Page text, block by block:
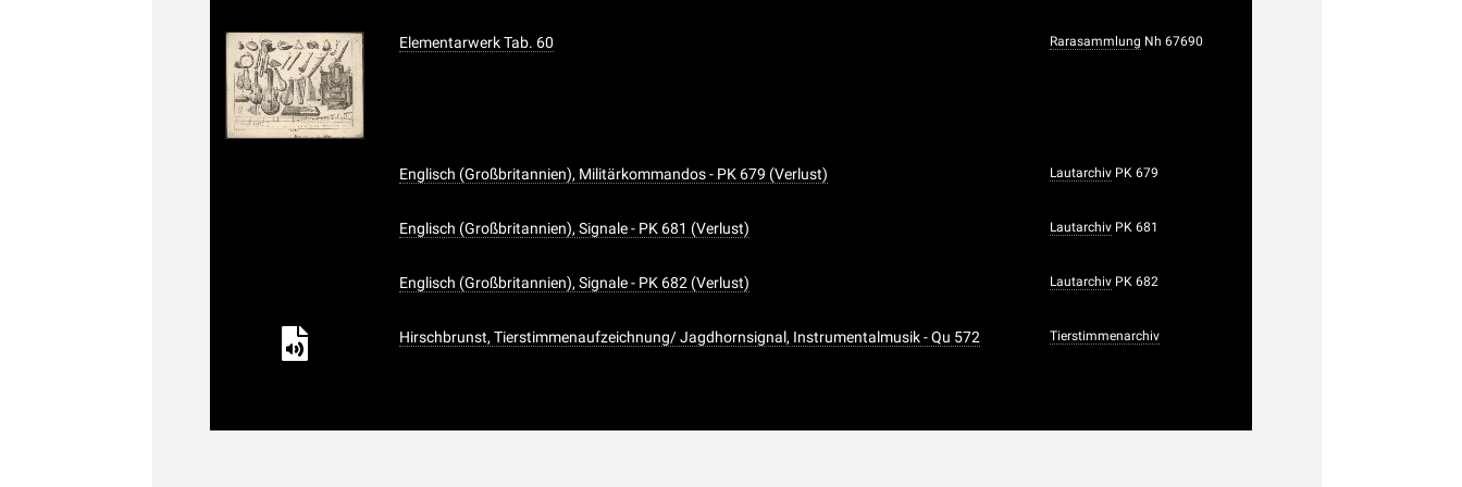
Elementarwerk Tab. 60 Rarasammlung Nh 67690
Englisch (Großbritannien), Militärkommandos - PK 679 (Verlust) Lautarchiv PK 679
Englisch (Großbritannien), Signale - PK 681 (Verlust) Lautarchiv PK 681
Englisch (Großbritannien), Signale - PK 682 (Verlust) Lautarchiv PK 682
Hirschbrunst, Tierstimmenaufzeichnung/ Jagdhornsignal, Instrumentalmusik - Qu 572 Tierstimmenarchiv